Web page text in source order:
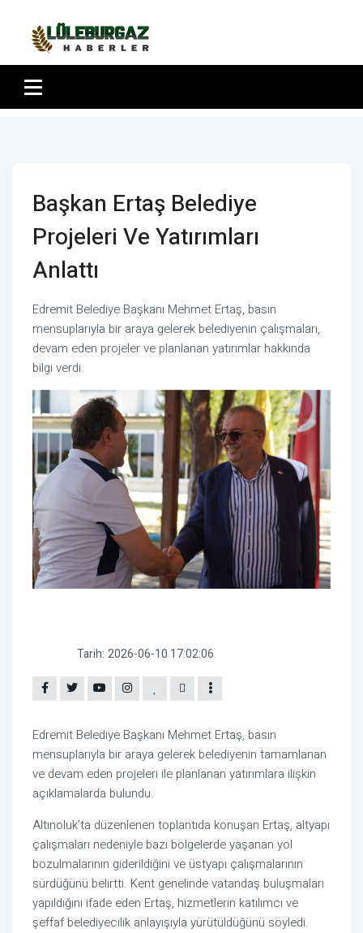
Başkan Ertaş Belediye
Projeleri Ve Yatırımları
Anlattı
Edremit Belediye Başkanı Mehmet Ertaş, basın
mensuplarıyla bir araya gelerek belediyenin çalışmaları,
devam eden projeler ve planlanan yatırımlar hakkında
bilgi verdi.
Tarih: 2026-06-10 17:02:06
Edremit Belediye Başkanı Mehmet Ertaş, basın
mensuplarıyla bir araya gelerek belediyenin tamamlanan
ve devam eden projeleri ile planlanan yatırımlara ilişkin
açıklamalarda bulundu.
Altınoluk’ta düzenlenen toplantıda konuşan Ertaş, altyapı
çalışmaları nedeniyle bazı bölgelerde yaşanan yol
bozulmalarının giderildiğini ve üstyapı çalışmalarının
sürdüğünü belirtti. Kent genelinde vatandaş buluşmaları
yapıldığını ifade eden Ertaş, hizmetlerin katılımcı ve
şeffaf belediyecilik anlayışıyla yürütüldüğünü söyledi.